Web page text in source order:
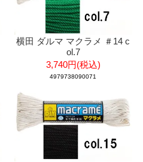
横田 ダルマ マクラメ ＃14 c
ol.7
3,740円(税込)
4979738090071